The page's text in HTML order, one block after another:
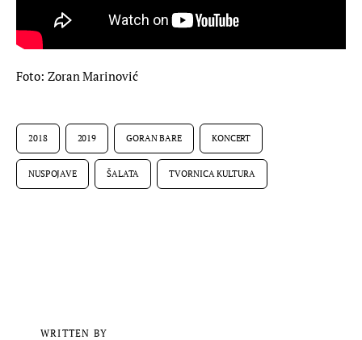
Foto: Zoran Marinović
2018 2019 GORAN BARE KONCERT
NUSPOJAVE ŠALATA TVORNICA KULTURA
WRITTEN BY